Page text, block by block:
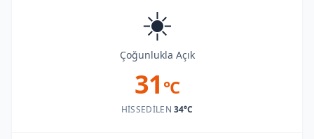
☀️
Çoğunlukla Açık
31 °C
HISSEDILEN34°C